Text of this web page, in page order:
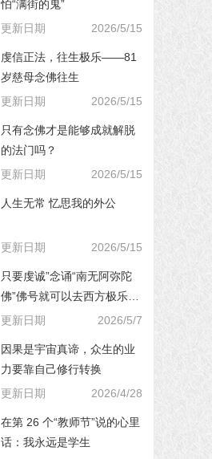
怕“满街的鬼”
更新日期
2026/5/15
虔信正法，往生极乐——81
岁慈母念佛往生
更新日期
2026/5/15
只有念佛才是能够成就解脱
的法门吗？
更新日期
2026/5/15
人生无常 忆思我的外公
更新日期 2026/5/15
只要虔诚”念诵“南无阿弥陀
佛”佛号就可以去西方极乐世
界，对吗？
更新日期 2026/5/7
因果是宇宙真谛，众生的业
力要靠自己修行转换
更新日期
2026/4/28
在第 26 个“教师节”说的心里
话：我永远是学生